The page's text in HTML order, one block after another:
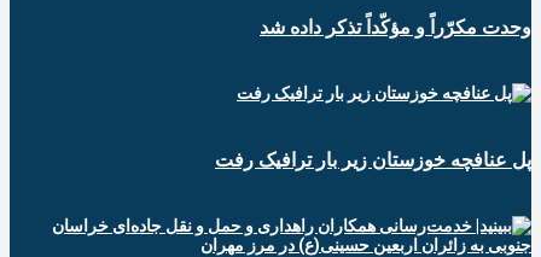
وحدت مکرّراً و مؤکّداً تذکر داده شد
پل عنافچه خوزستان زیر بار ترافیک رفت